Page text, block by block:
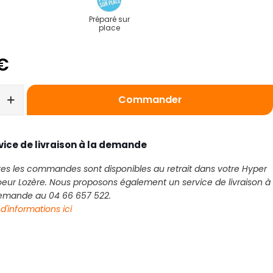
Préparé sur
place
Commander
de livraison à la demande
les commandes sont disponibles au retrait dans votre Hyper
Lozère. Nous proposons également un service de livraison à
au 04 66 657 522.
d'informations ici